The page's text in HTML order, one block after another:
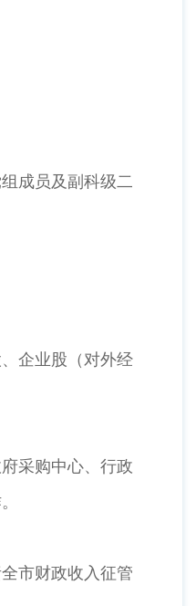
成员及副科级二
企业股（对外经
采购中心、行政
市财政收入征管